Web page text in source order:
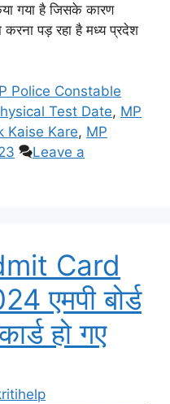
गया है जिसके कारण
करना पड़ रहा है मध्य प्रदेश
Police Constable
Test Date, MP
Kaise Kare, MP
Leave a
Card
एमपी बोर्ड
हो गए